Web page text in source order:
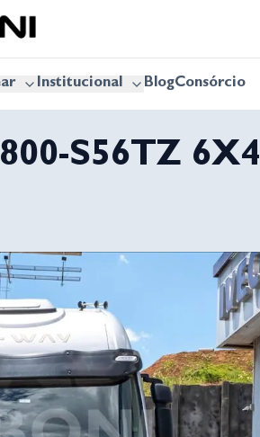
Institucional BlogConsórcio
S56TZ 6X4